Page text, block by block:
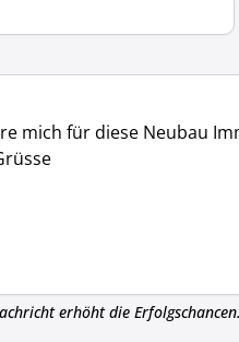
erhöht die